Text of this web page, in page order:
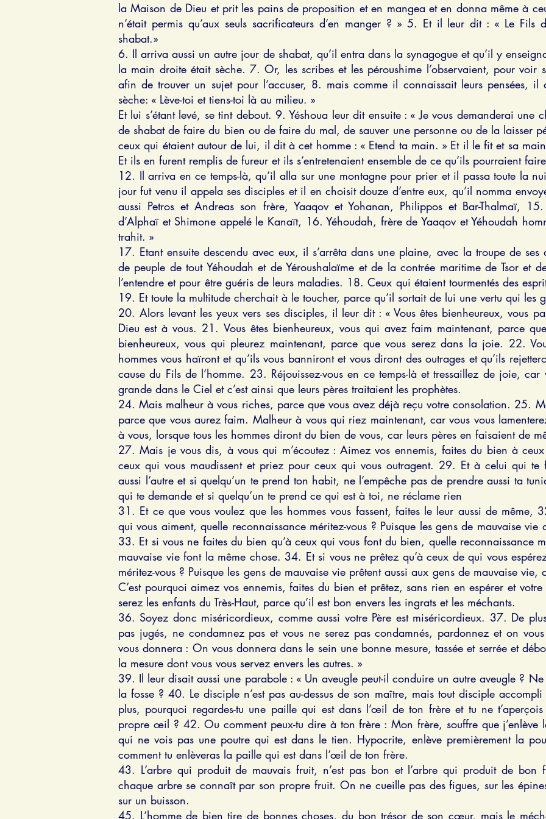
la Maison de Dieu et prit les pains de proposition et en mangea et en donna même à
n’était permis qu’aux seuls sacrificateurs d’en manger ? » 5. Et il leur dit : « Le Fils
shabat.»
6. Il arriva aussi un autre jour de shabat, qu’il entra dans la synagogue et qu’il y
la main droite était sèche. 7. Or, les scribes et les péroushime l’observaient, pour voir
afin de trouver un sujet pour l’accuser, 8. mais comme il connaissait leurs pensées,
sèche: « Lève-toi et tiens-toi là au milieu. »
Et lui s’étant levé, se tint debout. 9. Yéshoua leur dit ensuite : « Je vous demanderai une
de shabat de faire du bien ou de faire du mal, de sauver une personne ou de la laisser
ceux qui étaient autour de lui, il dit à cet homme : « Etend ta main. » Et il le fit et sa
Et ils en furent remplis de fureur et ils s’entretenaient ensemble de ce qu’ils pourraient
12. Il arriva en ce temps-là, qu’il alla sur une montagne pour prier et il passa toute la
jour fut venu il appela ses disciples et il en choisit douze d’entre eux, qu’il nomma
aussi Petros et Andreas son frère, Yaaqov et Yohanan, Philippos et Bar-Thalmaï,
d’Alphaï et Shimone appelé le Kanaït, 16. Yéhoudah, frère de Yaaqov et Yéhoudah
trahit. »
17. Etant ensuite descendu avec eux, il s’arrêta dans une plaine, avec la troupe de ses
de peuple de tout Yéhoudah et de Yéroushalaïme et de la contrée maritime de Tsor et
l’entendre et pour être guéris de leurs maladies. 18. Ceux qui étaient tourmentés des
19. Et toute la multitude cherchait à le toucher, parce qu’il sortait de lui une vertu qui les
20. Alors levant les yeux vers ses disciples, il leur dit : « Vous êtes bienheureux, vous
Dieu est à vous. 21. Vous êtes bienheureux, vous qui avez faim maintenant, parce
bienheureux, vous qui pleurez maintenant, parce que vous serez dans la joie. 22.
hommes vous haïront et qu’ils vous banniront et vous diront des outrages et qu’ils
cause du Fils de l’homme. 23. Réjouissez-vous en ce temps-là et tressaillez de joie,
grande dans le Ciel et c’est ainsi que leurs pères traitaient les prophètes.
24. Mais malheur à vous riches, parce que vous avez déjà reçu votre consolation. 25.
parce que vous aurez faim. Malheur à vous qui riez maintenant, car vous vous
à vous, lorsque tous les hommes diront du bien de vous, car leurs pères en faisaient de
27. Mais je vous dis, à vous qui m’écoutez : Aimez vos ennemis, faites du bien à
ceux qui vous maudissent et priez pour ceux qui vous outragent. 29. Et à celui qui te
aussi l’autre et si quelqu’un te prend ton habit, ne l’empêche pas de prendre aussi ta
qui te demande et si quelqu’un te prend ce qui est à toi, ne réclame rien
31. Et ce que vous voulez que les hommes vous fassent, faites le leur aussi de même,
qui vous aiment, quelle reconnaissance méritez-vous ? Puisque les gens de mauvaise
33. Et si vous ne faites du bien qu’à ceux qui vous font du bien, quelle reconnaissance
mauvaise vie font la même chose. 34. Et si vous ne prêtez qu’à ceux de qui vous
méritez-vous ? Puisque les gens de mauvaise vie prêtent aussi aux gens de mauvaise
C’est pourquoi aimez vos ennemis, faites du bien et prêtez, sans rien en espérer et
serez les enfants du Très-Haut, parce qu’il est bon envers les ingrats et les méchants.
36. Soyez donc miséricordieux, comme aussi votre Père est miséricordieux. 37. De
pas jugés, ne condamnez pas et vous ne serez pas condamnés, pardonnez et on
vous donnera : On vous donnera dans le sein une bonne mesure, tassée et serrée et
la mesure dont vous vous servez envers les autres. »
39. Il leur disait aussi une parabole : « Un aveugle peut-il conduire un autre aveugle ?
la fosse ? 40. Le disciple n’est pas au-dessus de son maître, mais tout disciple
plus, pourquoi regardes-tu une paille qui est dans l’œil de ton frère et tu ne
propre œil ? 42. Ou comment peux-tu dire à ton frère : Mon frère, souffre que
qui ne vois pas une poutre qui est dans le tien. Hypocrite, enlève premièrement la
comment tu enlèveras la paille qui est dans l’œil de ton frère.
43. L’arbre qui produit de mauvais fruit, n’est pas bon et l’arbre qui produit de bon
chaque arbre se connaît par son propre fruit. On ne cueille pas des figues, sur les
sur un buisson.
45. L’homme de bien tire de bonnes choses, du bon trésor de son cœur, mais le